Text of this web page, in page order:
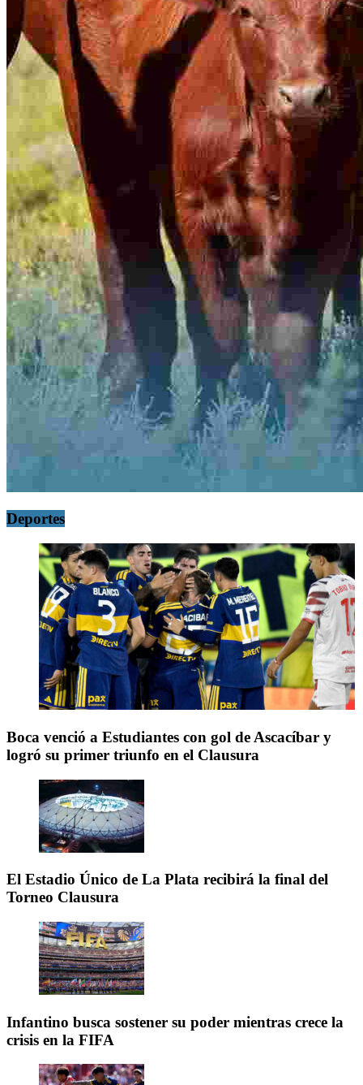
Deportes
Boca venció a Estudiantes con gol de Ascacíbar y
logró su primer triunfo en el Clausura
El Estadio Único de La Plata recibirá la final del
Torneo Clausura
Infantino busca sostener su poder mientras crece la
crisis en la FIFA